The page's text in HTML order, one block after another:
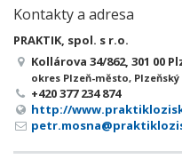
Kontakty a adresa
PRAKTIK, spol. s r.o.
Kollárova 34/862, 301 00
okres Plzeň-město,
+420 377 234 874
http://